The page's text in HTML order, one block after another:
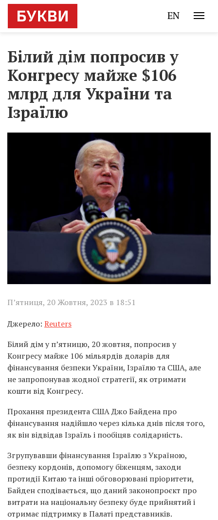
EN
Білий дім попросив у
Конгресу майже $106
млрд для України та
Ізраїлю
П’ятниця, 20 Жовтня, 2023 в 18:51
Джерело: Reuters
Білий дім у п’ятницю, 20 жовтня, попросив у
Конгресу майже 106 мільярдів доларів для
фінансування безпеки України, Ізраїлю та США, але
не запропонував жодної стратегії, як отримати
кошти від Конгресу.
Прохання президента США Джо Байдена про
фінансування надійшло через кілька днів після того,
як він відвідав Ізраїль і пообіцяв солідарність.
Згрупувавши фінансування Ізраїлю з Україною,
безпеку кордонів, допомогу біженцям, заходи
протидії Китаю та інші обговорювані пріоритети,
Байден сподівається, що даний законопроєкт про
витрати на національну безпеку буде прийнятий і
отримає підтримку в Палаті представників.